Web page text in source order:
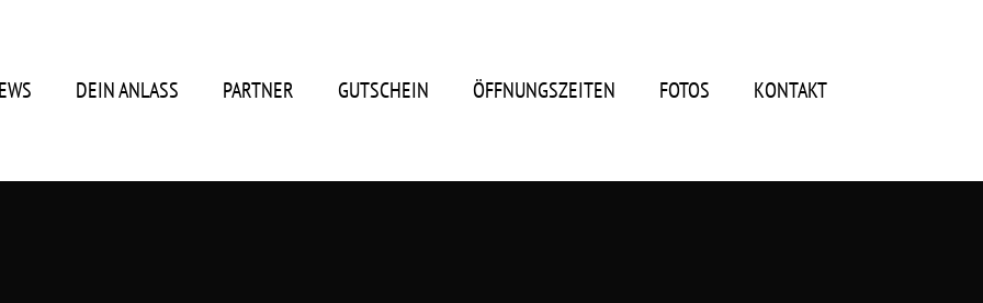
DEIN ANLASS PARTNER GUTSCHEIN ÖFFNUNGSZEITEN FOTOS KONTAKT